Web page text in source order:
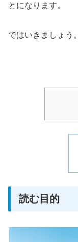
とになります。
ではいきましょう。
読む目的